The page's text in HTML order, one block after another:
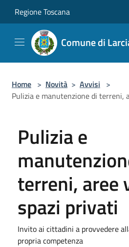
Regione Toscana
Comune di
Home > Novità > Avvisi >
Pulizia e manutenzione di terreni,
Pulizia e
terreni, aree
spazi privati
Invito ai cittadini a provvedere
propria competenza